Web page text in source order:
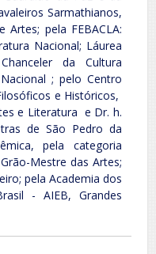
Sarmathianos,
Artes; pela FEBACLA:
Nacional; Láurea
da Cultura
; pelo Centro
e Históricos,
e Literatura e Dr. h.
de São Pedro da
pela categoria
Mestre das Artes;
pela Academia dos
- AIEB, Grandes